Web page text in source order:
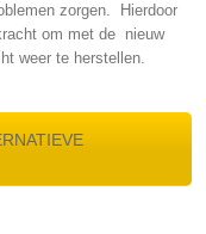
zorgen. Hierdoor
om met de nieuw
weer te herstellen.